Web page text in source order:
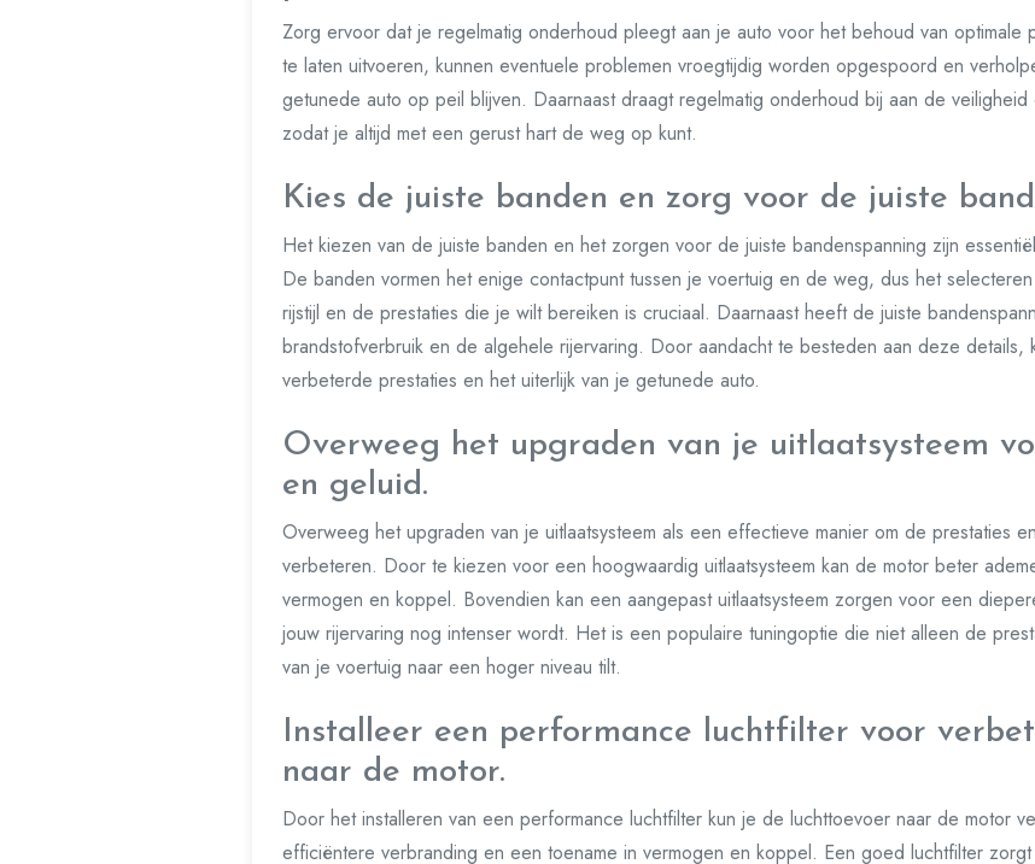
Zorg ervoor dat je regelmatig onderhoud pleegt aan je auto voor het behoud van
te laten uitvoeren, kunnen eventuele problemen vroegtijdig worden opgespoord en
getunede auto op peil blijven. Daarnaast draagt regelmatig onderhoud bij aan de
zodat je altijd met een gerust hart de weg op kunt.
Kies de juiste banden en zorg voor de juiste
Het kiezen van de juiste banden en het zorgen voor de juiste bandenspanning zijn
De banden vormen het enige contactpunt tussen je voertuig en de weg, dus het
rijstijl en de prestaties die je wilt bereiken is cruciaal. Daarnaast heeft de juiste
brandstofverbruik en de algehele rijervaring. Door aandacht te besteden aan deze details,
verbeterde prestaties en het uiterlijk van je getunede auto.
Overweeg het upgraden van je uitlaatsysteem
en geluid.
Overweeg het upgraden van je uitlaatsysteem als een effectieve manier om de prestaties
verbeteren. Door te kiezen voor een hoogwaardig uitlaatsysteem kan de motor beter
vermogen en koppel. Bovendien kan een aangepast uitlaatsysteem zorgen voor een
jouw rijervaring nog intenser wordt. Het is een populaire tuningoptie die niet alleen de
van je voertuig naar een hoger niveau tilt.
Installeer een performance luchtfilter voor
naar de motor.
Door het installeren van een performance luchtfilter kun je de luchttoevoer naar de motor
efficiëntere verbranding en een toename in vermogen en koppel. Een goed luchtfilter